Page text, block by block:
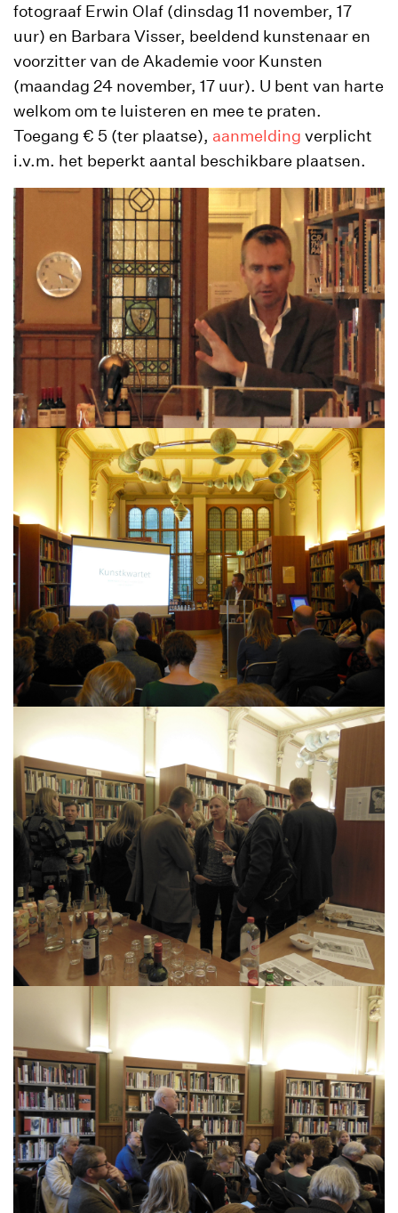
fotograaf Erwin Olaf (dinsdag 11 november, 17
uur) en Barbara Visser, beeldend kunstenaar en
voorzitter van de Akademie voor Kunsten
(maandag 24 november, 17 uur). U bent van harte
welkom om te luisteren en mee te praten.
Toegang € 5 (ter plaatse), aanmelding verplicht
i.v.m. het beperkt aantal beschikbare plaatsen.